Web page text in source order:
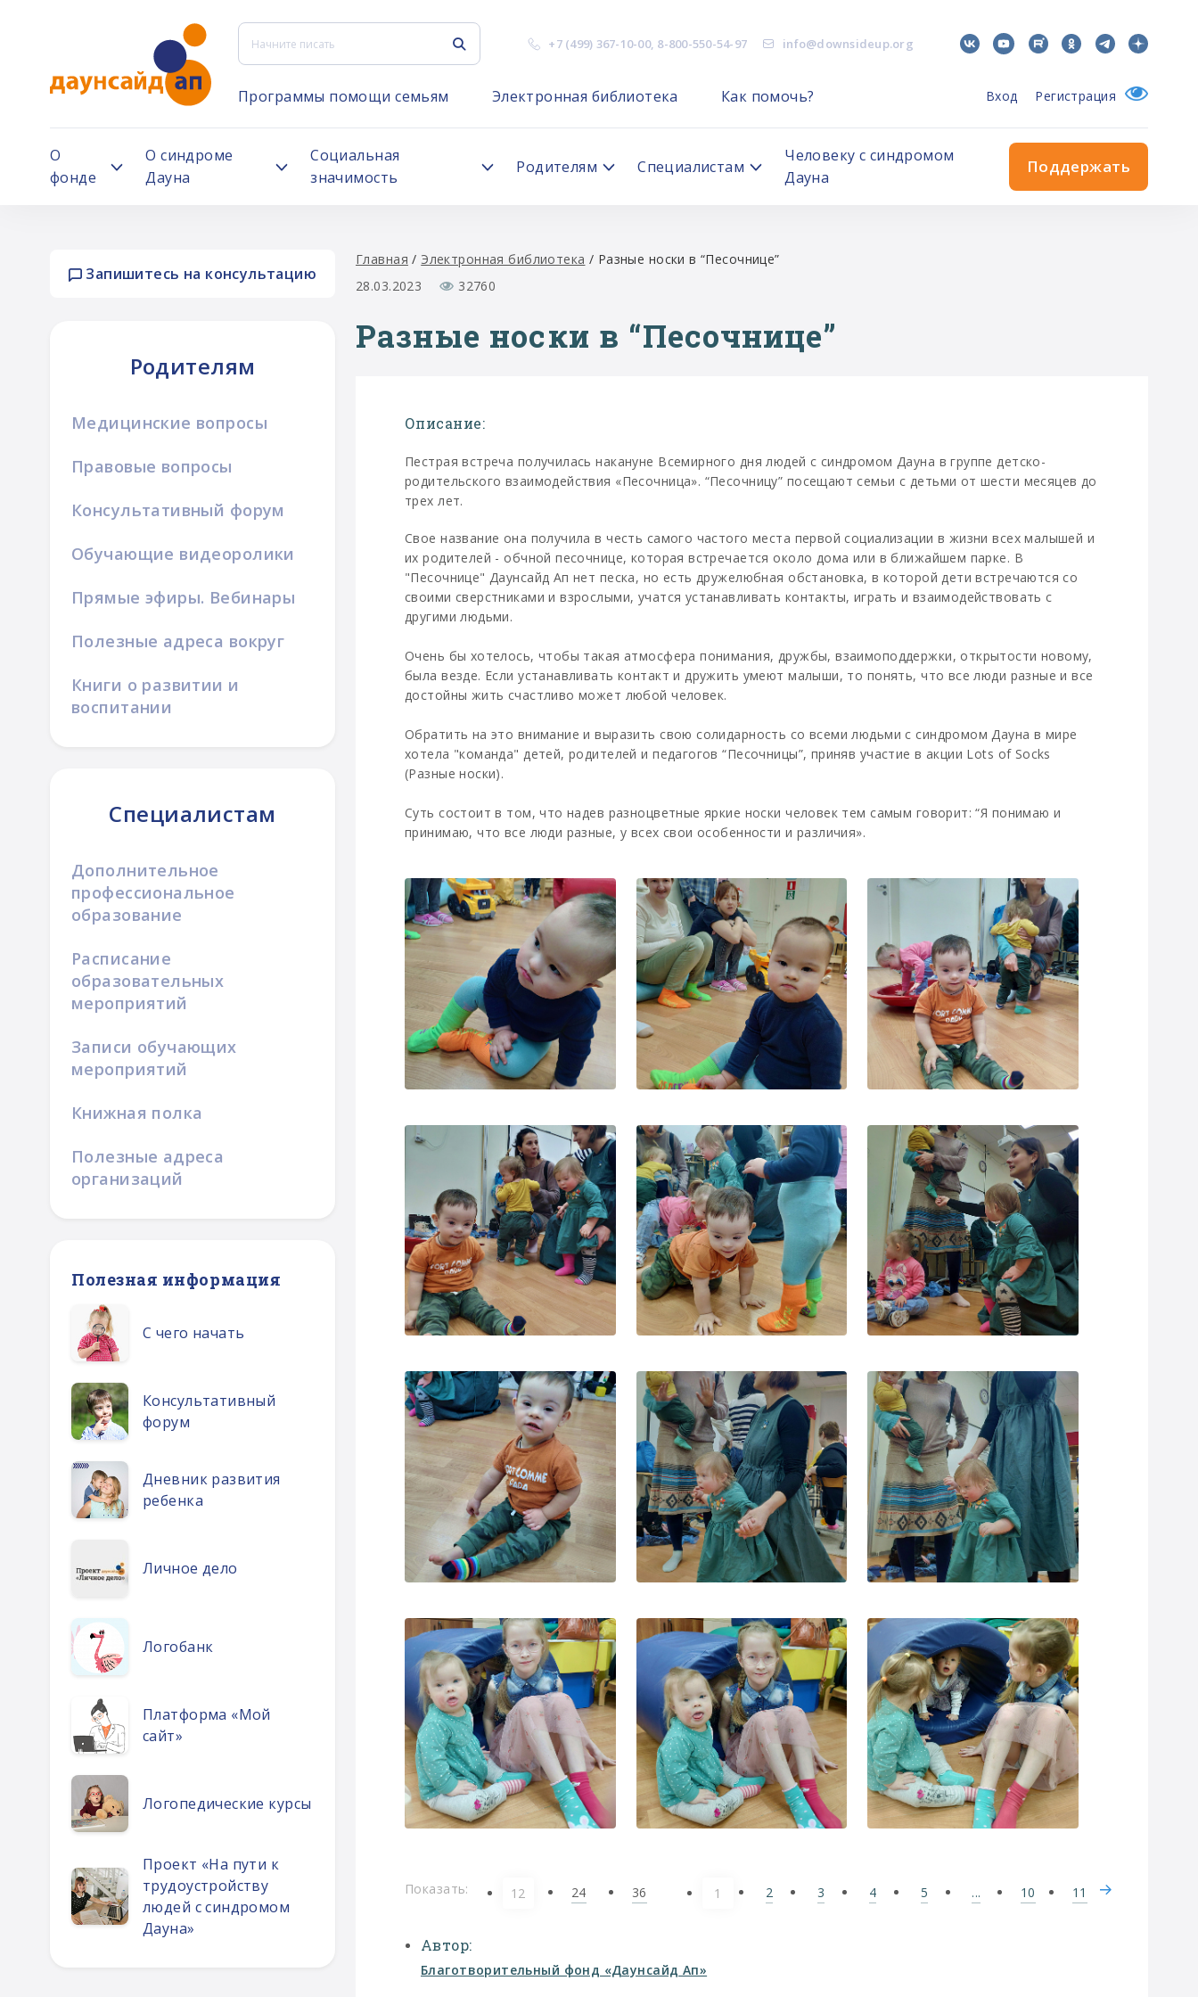
+7 (499) 367-10-00, 8-800-550-54-97 info@downsideup.org
Программы помощи семьям Электронная библиотека Как помочь? Вход Регистрация
О
фонде
О синдроме
Дауна
Социальная
значимость
Родителям Специалистам
Человеку с синдромом
Дауна
Поддержать
Запишитесь на консультацию
Родителям
Медицинские вопросы
Правовые вопросы
Консультативный форум
Обучающие видеоролики
Прямые эфиры. Вебинары
Полезные адреса вокруг
Книги о развитии и
воспитании
Специалистам
Дополнительное
профессиональное
образование
Расписание
образовательных
мероприятий
Записи обучающих
мероприятий
Книжная полка
Полезные адреса
организаций
Полезная информация
С чего начать
Консультативный
форум
Дневник развития
ребенка
Личное дело
Логобанк
Платформа «Мой
сайт»
Логопедические курсы
Проект «На пути к
трудоустройству
людей с синдромом
Дауна»
Главная / Электронная библиотека / Разные носки в “Песочнице”
28.03.2023
32760
Разные носки в “Песочнице”
Описание:
Пестрая встреча получилась накануне Всемирного дня людей с синдромом Дауна в группе детско-
родительского взаимодействия «Песочница». “Песочницу” посещают семьи с детьми от шести месяцев до
трех лет.
Свое название она получила в честь самого частого места первой социализации в жизни всех малышей и
их родителей - обчной песочнице, которая встречается около дома или в ближайшем парке. В
"Песочнице" Даунсайд Ап нет песка, но есть дружелюбная обстановка, в которой дети встречаются со
своими сверстниками и взрослыми, учатся устанавливать контакты, играть и взаимодействовать с
другими людьми.
Очень бы хотелось, чтобы такая атмосфера понимания, дружбы, взаимоподдержки, открытости новому,
была везде. Если устанавливать контакт и дружить умеют малыши, то понять, что все люди разные и все
достойны жить счастливо может любой человек.
Обратить на это внимание и выразить свою солидарность со всеми людьми с синдромом Дауна в мире
хотела "команда" детей, родителей и педагогов “Песочницы”, приняв участие в акции Lots of Socks
(Разные носки).
Суть состоит в том, что надев разноцветные яркие носки человек тем самым говорит: “Я понимаю и
принимаю, что все люди разные, у всех свои особенности и различия».
Показать: 12 24 36 1 2 3 4 5 ... 10 11
Автор:
Благотворительный фонд «Даунсайд Ап»